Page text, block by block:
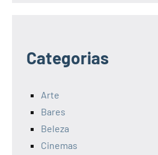
Categorias
Arte
Bares
Beleza
Cinemas